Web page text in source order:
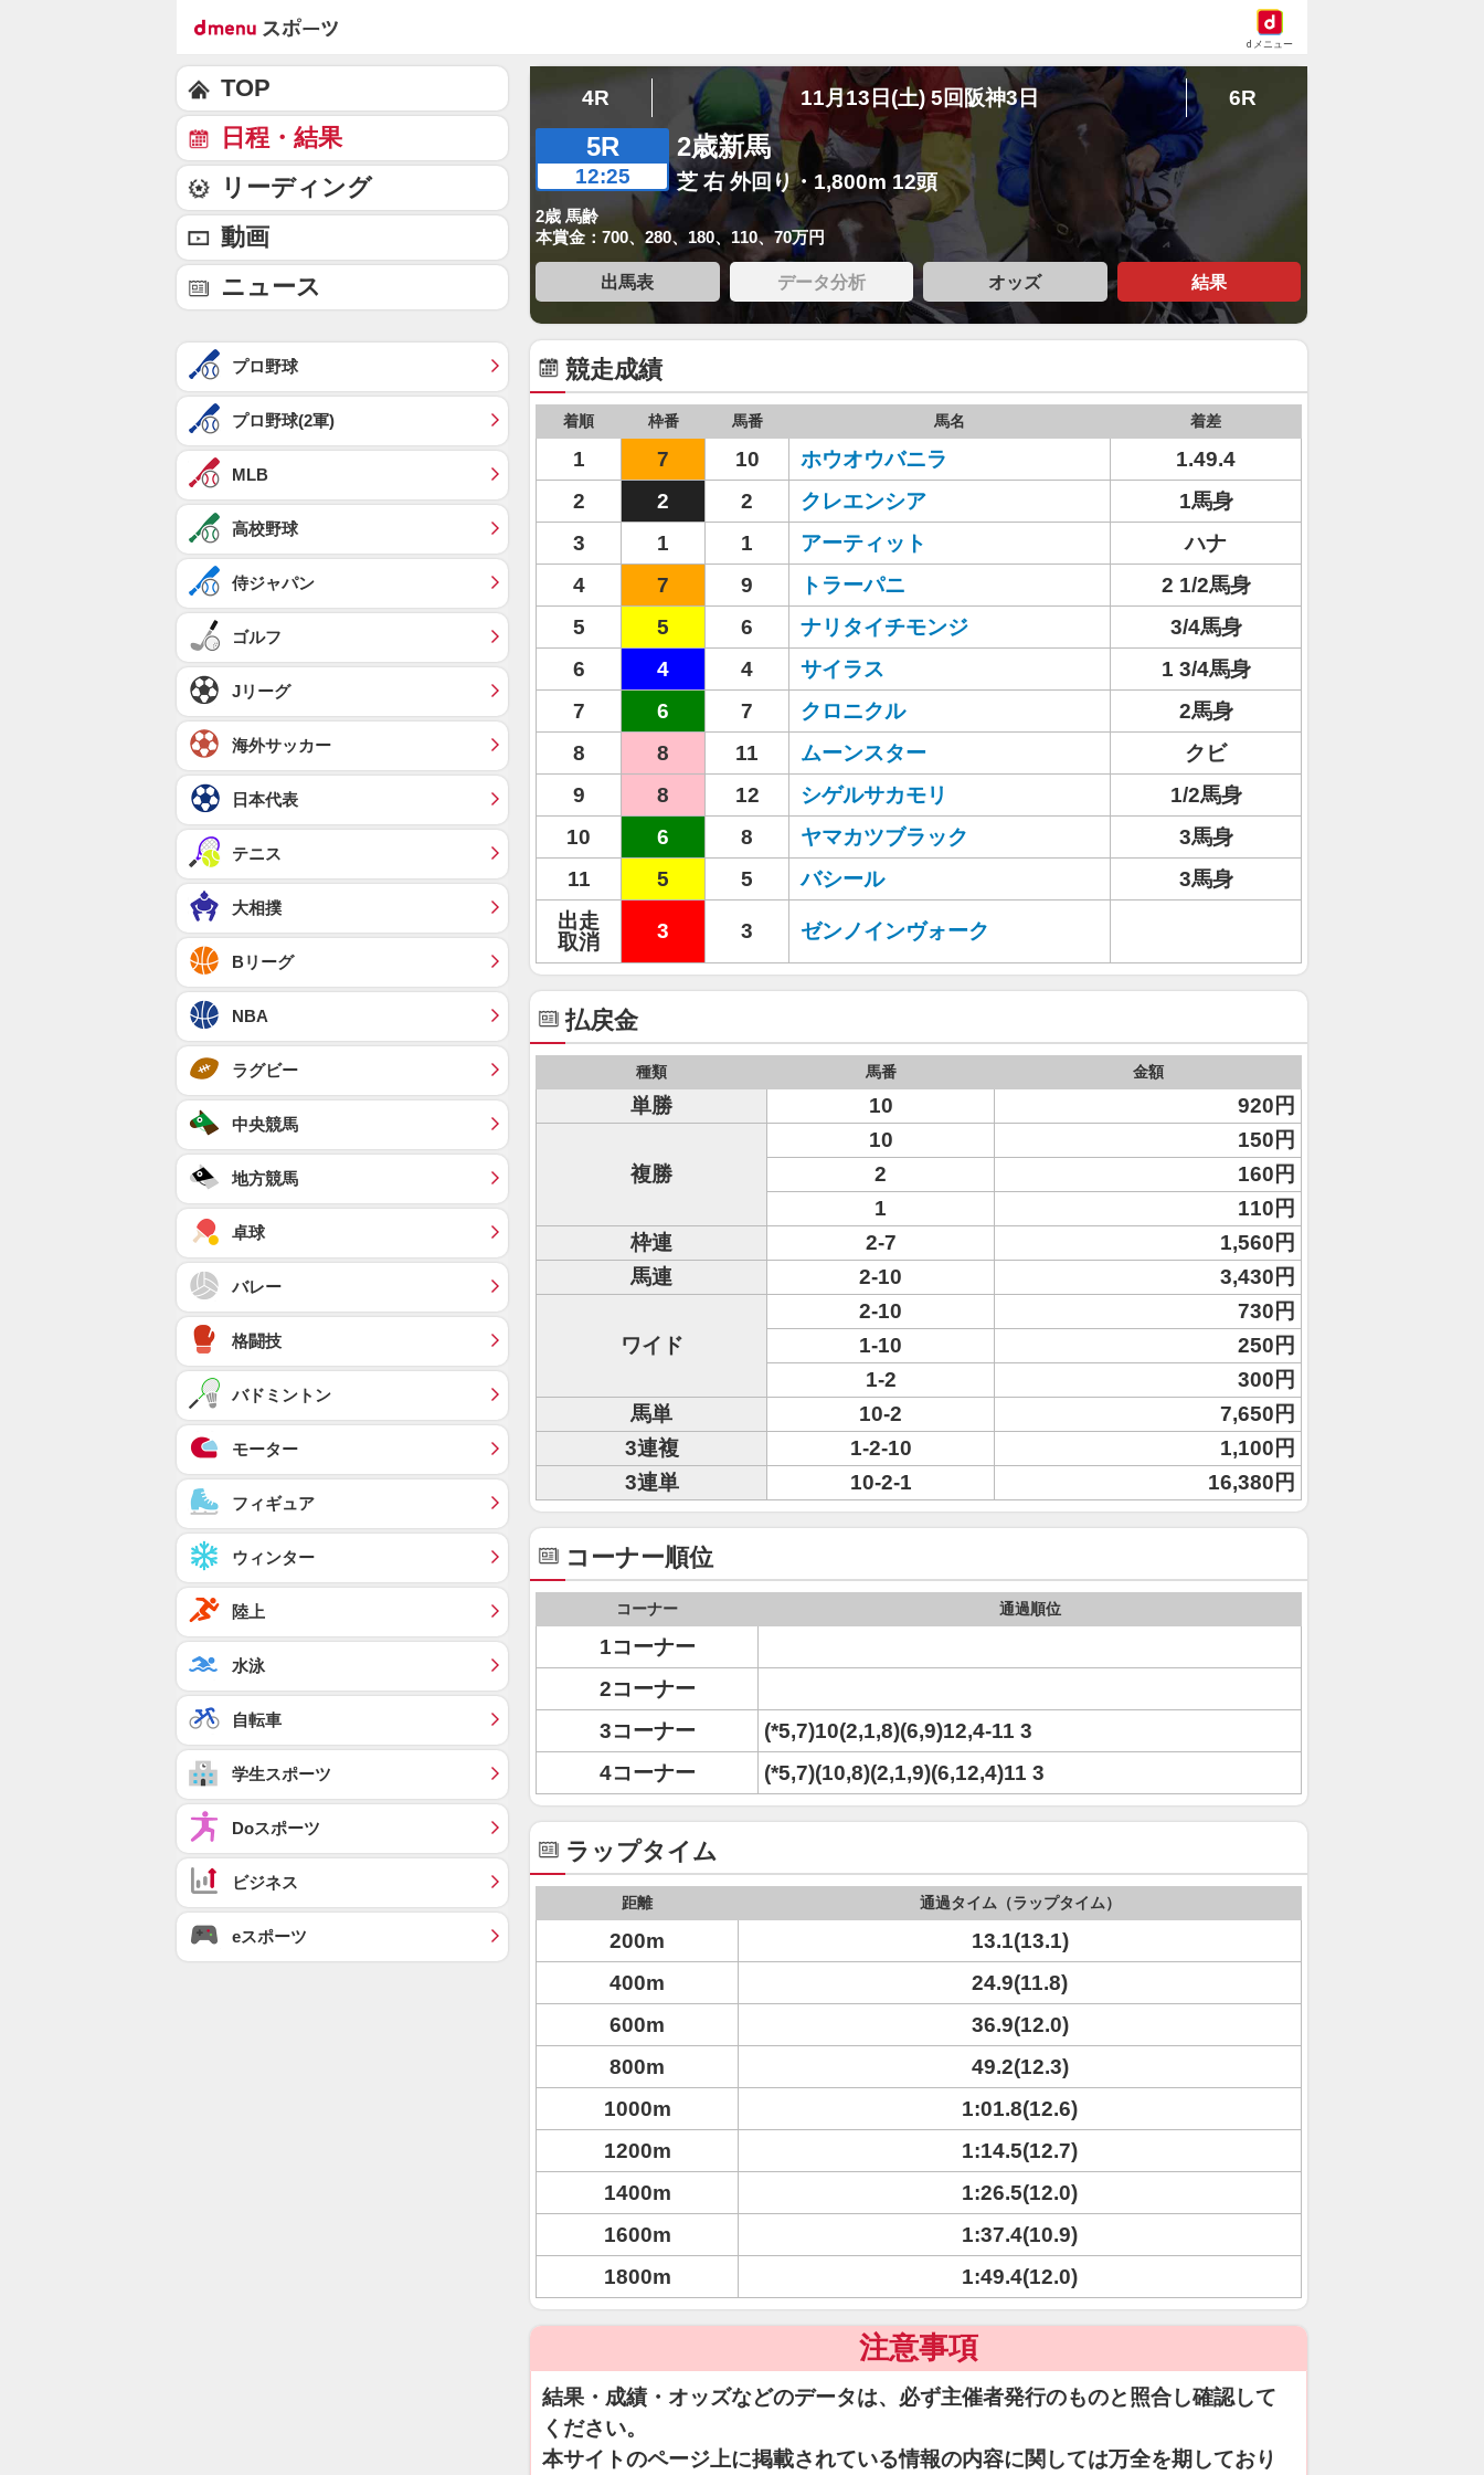
dメニュー
4R 11月13日(土) 5回阪神3日 6R
5R
12:25
2歳新馬
芝 右 外回り・1,800m 12頭
2歳 馬齢
本賞金：700、280、180、110、70万円
出馬表 データ分析 オッズ 結果
競走成績
着順 枠番 馬番 馬名 着差
1 7 10 ホウオウバニラ
1.49.4
2
2 2 クレエンシア
1馬身
3
1 1 アーティット
ハナ
4
7 9 トラーパニ
2 1/2馬身
5
5 6 ナリタイチモンジ
3/4馬身
6
4 4 サイラス
1 3/4馬身
7
6 7 クロニクル
2馬身
8
8 11 ムーンスター
クビ
9
8 12 シゲルサカモリ
1/2馬身
10
6 8 ヤマカツブラック
3馬身
11
5 5 バシール
3馬身
出走
取消
3 3 ゼンノインヴォーク
払戻金
種類 馬番 金額
単勝 10 920円
複勝
10
150円
2
160円
1
110円
枠連
2-7
1,560円
馬連
2-10 3,430円
ワイド
2-10
730円
1-10
250円
1-2
300円
馬単
10-2
7,650円
3連複
1-2-10
1,100円
3連単
10-2-1 16,380円
コーナー順位
コーナー 通過順位
1コーナー
2コーナー
3コーナー
(*5,7)10(2,1,8)(6,9)12,4-11 3
4コーナー
(*5,7)(10,8)(2,1,9)(6,12,4)11 3
ラップタイム
距離 通過タイム（ラップタイム）
200m
13.1(13.1)
400m
24.9(11.8)
600m
36.9(12.0)
800m
49.2(12.3)
1000m
1:01.8(12.6)
1200m
1:14.5(12.7)
1400m
1:26.5(12.0)
1600m
1:37.4(10.9)
1800m
1:49.4(12.0)
注意事項
結果・成績・オッズなどのデータは、必ず主催者発行のものと照合し確認して
ください。
本サイトのページ上に掲載されている情報の内容に関しては万全を期しており
TOP
日程・結果
リーディング
動画
ニュース
プロ野球
プロ野球(2軍)
MLB
高校野球
侍ジャパン
ゴルフ
Jリーグ
海外サッカー
日本代表
テニス
大相撲
Bリーグ
NBA
ラグビー
中央競馬
地方競馬
卓球
バレー
格闘技
バドミントン
モーター
フィギュア
ウィンター
陸上
水泳
自転車
学生スポーツ
Doスポーツ
ビジネス
eスポーツ